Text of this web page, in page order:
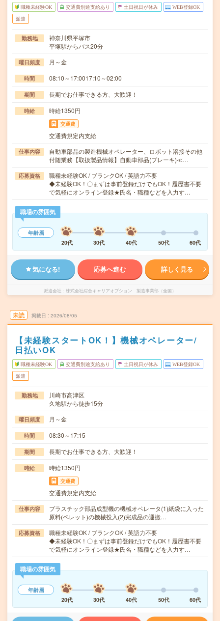
職種未経験OK 交通費別途支給あり 土日祝日が休み WEB登録OK
派遣
勤務地
神奈川県平塚市
平塚駅からバス20分
曜日頻度 月～金
時間 08:10～17:0017:10～02:00
期間 長期でお仕事できる方、大歓迎！
時給 時給1350円
交通費
交通費規定内支給
仕事内容
自動車部品の製造機械オペレーター、ロボット溶接その他
付随業務【取扱製品情報】自動車部品(ブレーキ)≪…
応募資格
職種未経験OK / ブランクOK / 英語力不要
◆未経験OK！〇まずは事前登録だけでもOK！履歴書不要
で気軽にオンライン登録★氏名・職種などを入力す…
職場の雰囲気
年齢層
20代
30代 40代 50代 60代
気になる! 応募へ進む 詳しく見る
派遣会社 株式会社綜合キャリアオプション 製造事業部（全国）
未読 掲載日 2026/08/05
【未経験スタートOK！】機械オペレーター/
日払いOK
職種未経験OK 交通費別途支給あり 土日祝日が休み WEB登録OK
派遣
勤務地
川崎市高津区
久地駅から徒歩15分
曜日頻度 月～金
時間 08:30～17:15
期間 長期でお仕事できる方、大歓迎！
時給 時給1350円
交通費
交通費規定内支給
仕事内容
プラスチック部品成型機の機械オペレータ(1)紙袋に入った
原料(ペレット)の機械投入(2)完成品の運搬…
応募資格
職種未経験OK / ブランクOK / 英語力不要
◆未経験OK！〇まずは事前登録だけでもOK！履歴書不要
で気軽にオンライン登録★氏名・職種などを入力す…
職場の雰囲気
年齢層
20代
30代 40代 50代 60代